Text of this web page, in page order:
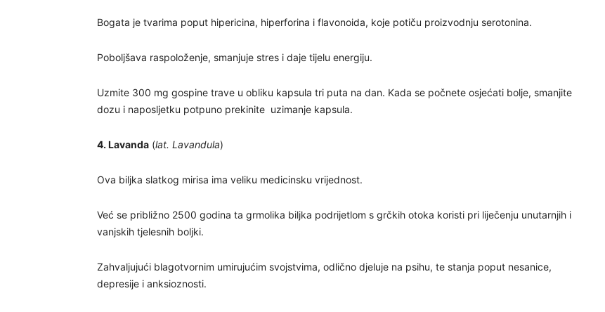
Bogata je tvarima poput hipericina, hiperforina i flavonoida, koje potiču proizvodnju serotonina.
Poboljšava raspoloženje, smanjuje stres i daje tijelu energiju.
Uzmite 300 mg gospine trave u obliku kapsula tri puta na dan. Kada se počnete osjećati bolje, smanjite
dozu i naposljetku potpuno prekinite uzimanje kapsula.
4. Lavanda (lat. Lavandula)
Ova biljka slatkog mirisa ima veliku medicinsku vrijednost.
Već se približno 2500 godina ta grmolika biljka podrijetlom s grčkih otoka koristi pri liječenju unutarnjih i
vanjskih tjelesnih boljki.
Zahvaljujući blagotvornim umirujućim svojstvima, odlično djeluje na psihu, te stanja poput nesanice,
depresije i anksioznosti.